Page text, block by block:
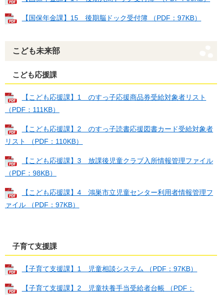
【国保年金課】15 後期脳ドック受付簿 （PDF：97KB）
こども未来部
こども応援課
【こども応援課】1 のすっ子応援商品券受給対象者リスト
（PDF：111KB）
【こども応援課】2 のすっ子読書応援図書カード受給対象者
リスト （PDF：110KB）
【こども応援課】3 放課後児童クラブ入所情報管理ファイル
（PDF：98KB）
【こども応援課】4 鴻巣市立児童センター利用者情報管理フ
ァイル （PDF：97KB）
子育て支援課
【子育て支援課】1 児童相談システム （PDF：97KB）
【子育て支援課】2 児童扶養手当受給者台帳 （PDF：